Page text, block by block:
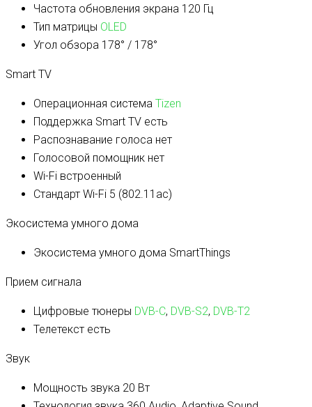
Частота обновления экрана 120 Гц
Тип матрицы OLED
Угол обзора 178° / 178°
Smart TV
Операционная система Tizen
Поддержка Smart TV есть
Распознавание голоса нет
Голосовой помощник нет
Wi-Fi встроенный
Стандарт Wi-Fi 5 (802.11ac)
Экосистема умного дома
Экосистема умного дома SmartThings
Прием сигнала
Цифровые тюнеры DVB-C, DVB-S2, DVB-T2
Телетекст есть
Звук
Мощность звука 20 Вт